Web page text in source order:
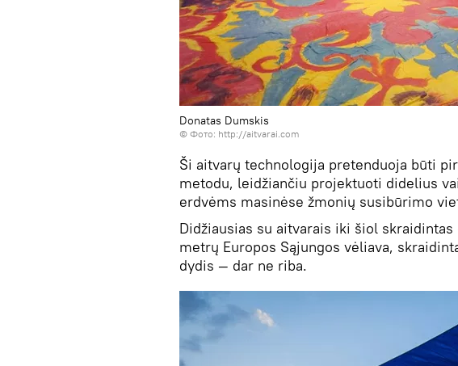
Donatas Dumskis
© Фото: http://aitvarai.com
Ši aitvarų technologija pretenduoja būti
metodu, leidžiančiu projektuoti didelius
erdvėms masinėse žmonių susibūrimo
Didžiausias su aitvarais iki šiol
metrų Europos Sąjungos vėliava,
dydis — dar ne riba.